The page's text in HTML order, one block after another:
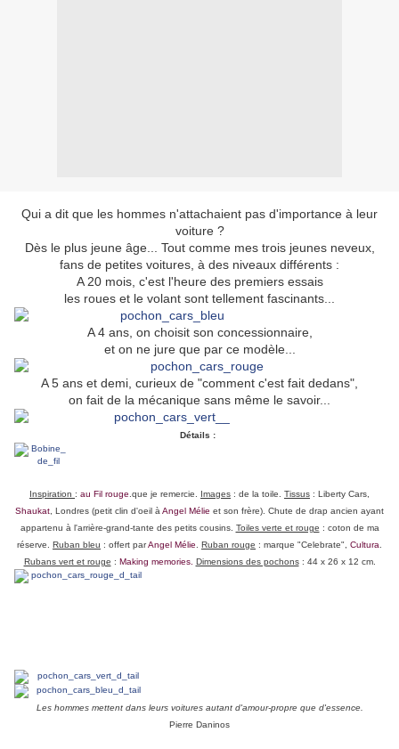
Qui a dit que les hommes n'attachaient pas d'importance à leur
voiture ?
Dès le plus jeune âge... Tout comme mes trois jeunes neveux,
fans de petites voitures, à des niveaux différents :
A 20 mois, c'est l'heure des premiers essais
les roues et le volant sont tellement fascinants...
A 4 ans, on choisit son concessionnaire,
et on ne jure que par ce modèle...
A 5 ans et demi, curieux de "comment c'est fait dedans",
on fait de la mécanique sans même le savoir...
Détails :
Inspiration : au Fil rouge .que je remercie. Images : de la toile. Tissus : Liberty Cars,
Shaukat , Londres (petit clin d'oeil à Angel Mélie et son frère). Chute de drap ancien ayant
appartenu à l'arrière-grand-tante des petits cousins. Toiles verte et rouge : coton de ma
réserve. Ruban bleu : offert parAngel Mélie Ruban rouge : marque "Celebrate", Cultura
Rubans vert et rouge : Making memories. Dimensions des pochons: 44 x 26 x 12 cm.
Les hommes mettent dans leurs voitures autant d'amour-propre que d'essence.
Pierre Daninos